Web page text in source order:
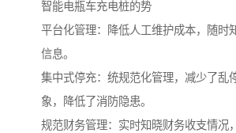
智能电瓶车充电桩的势
平台化管理：降低人工维护成本，随时
信息。
集中式停充：统规范化管理，减少了乱
象，降低了消防隐患。
规范财务管理：实时知晓财务收支情况